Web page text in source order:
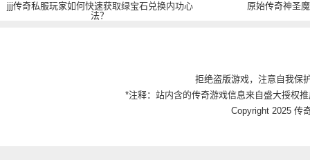
jjj传奇私服玩家如何快速获取绿宝石兑换内功心
法？
原始传奇神圣
拒绝盗版游戏，注意自我保
*注释：站内含的传奇游戏信息来自盛大授权
Copyright 2025 传